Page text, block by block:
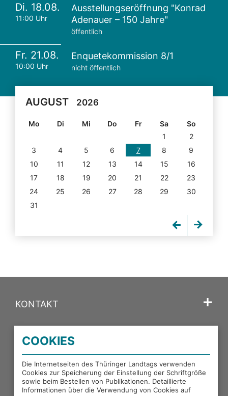
Di. 18.08.
11:00 Uhr
Ausstellungseröffnung "Konrad
Adenauer – 150 Jahre"
öffentlich
Fr. 21.08.
10:00 Uhr
Enquetekommission 8/1
nicht öffentlich
AUGUST 2026
Mo Di Mi Do Fr Sa
So
1
2
3
4 5 6 7 8
9
10
11 12 13 14 15
16
17
18 19 20 21 22
23
24
25 26 27 28 29
30
31
KONTAKT
PORTALE DES THÜRINGER LANDTAGS
EXTERNE LINKS
COOKIES
Die Internetseiten des Thüringer Landtags verwenden
Cookies zur Speicherung der Einstellung der Schriftgröße
sowie beim Bestellen von Publikationen. Detaillierte
Informationen über die Verwendung von Cookies auf